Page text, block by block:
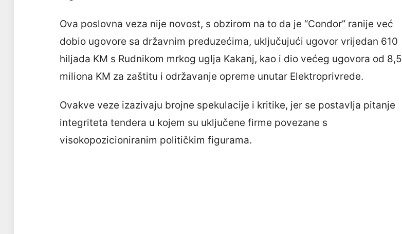
Ova poslovna veza nije novost, s obzirom na to da je “Condor” ranije već
dobio ugovore sa državnim preduzećima, uključujući ugovor vrijedan 610
hiljada KM s Rudnikom mrkog uglja Kakanj, kao i dio većeg ugovora od 8,5
miliona KM za zaštitu i održavanje opreme unutar Elektroprivrede.
Ovakve veze izazivaju brojne spekulacije i kritike, jer se postavlja pitanje
integriteta tendera u kojem su uključene firme povezane s
visokopozicioniranim političkim figurama.